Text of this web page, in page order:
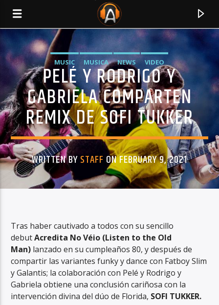
CURRENT TRACK
RadioAlternativo Live
MUSIC MUSICA NEWS VIDEO
PELÉ Y RODRIGO Y
GABRIELA COMPARTEN
REMIX DE SOFI TUKKER
WRITTEN BYSTAFF ON FEBRUARY 9, 2021
Tras haber cautivado a todos con su sencillo
debutAcredita No Véio (Listen to the Old
Man) lanzado en su cumpleaños 80, y después de
compartir las variantes funky y dance con Fatboy Slim
y Galantis; la colaboración con Pelé y Rodrigo y
Gabriela obtiene una conclusión cariñosa con la
intervención divina del dúo de Florida, SOFI TUKKER.